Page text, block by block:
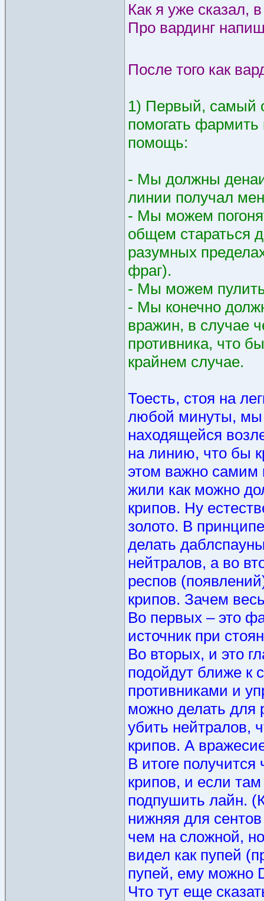
Как я уже сказал,
Про вардинг
После того как
1) Первый, самый
помогать
помощь:
- Мы должны
линии получал
- Мы можем
общем стараться
разумных
фраг).
- Мы можем пулить
- Мы конечно
вражин, в случае
противника, что
крайнем случае.
Тоесть, стоя на
любой минуты, мы
находящейся
на линию, что бы
этом важно самим
жили как можно
крипов. Ну
золото. В
делать
нейтралов, а во
респов
крипов. Зачем
Во первых – это
источник при
Во вторых, и это
подойдут ближе к
противниками и
можно делать для
убить нейтралов,
крипов. А
В итоге
крипов, и если
подпушить лайн.
нижняя для
чем на сложной,
видел как пупей
пупей, ему можно
Что тут еще